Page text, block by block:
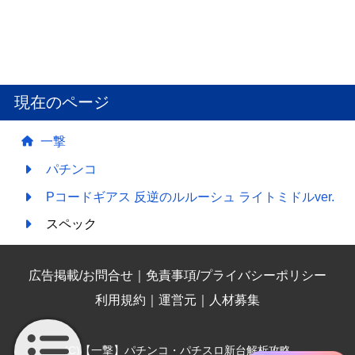
現在のページ
一撃
パチンコ
Pコードギアス 反逆のルルーシュ ライトミドルver.
スペック
広告掲載/お問合せ ｜ 免責事項/プライバシーポリシー
利用規約 ｜ 運営元 ｜ 人材募集
(C)【一撃】パチンコ・パチスロ新台解析攻略